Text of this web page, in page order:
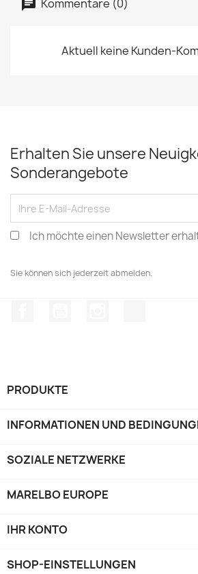
Kommentare (0)
Aktuell keine Kunden-
Erhalten Sie unsere
Sonderangebote
Ich möchte einen Newsletter
Sie können sich jederzeit abmelden.
PRODUKTE
INFORMATIONEN UND
SOZIALE NETZWERKE
MARELBO EUROPE
IHR KONTO
SHOP-EINSTELLUNGEN